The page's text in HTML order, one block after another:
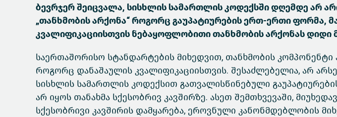
ბევრჯერ შეიცვალა, სისხლის სამართლის კოდექსში დღემდე არ
„თანხმობის არქონა“ როგორც გაუპატიურების ერთ-ერთი ფორმა,
კვალიფიკაციისთვის ნებაყოფლობითი თანხმობის არქონას დიდი
საერთაშორისო სტანდარტების მიხედვით, თანხმობის კომპონენტი
როგორც დანაშაულის კვალიფიკაციისთვის. შესაძლებელია, არ
სისხლის სამართლის კოდექსით გათვალისწინებული
არ იყოს თანახმა სქესობრივ კავშირზე. ასეთ შემთხვევაში,
სქესობრივი კავშირის დამყარება, ეროვნული კანონმდებლობის